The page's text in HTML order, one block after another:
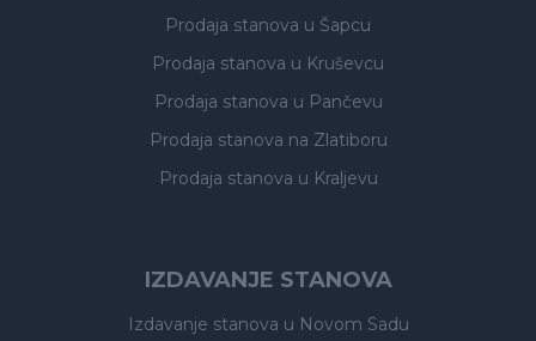
Prodaja stanova u Šapcu
Prodaja stanova u Kruševcu
Prodaja stanova u Pančevu
Prodaja stanova na Zlatiboru
Prodaja stanova u Kraljevu
IZDAVANJE STANOVA
Izdavanje stanova u Novom Sadu